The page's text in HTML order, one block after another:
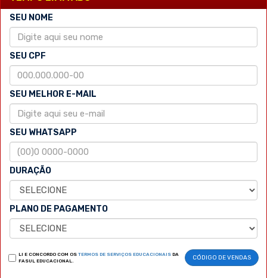
SEU NOME
SEU CPF
SEU MELHOR E-MAIL
SEU WHATSAPP
DURAÇÃO
PLANO DE PAGAMENTO
LI E CONCORDO COM OS TERMOS DE SERVIÇOS EDUCACIONAIS DA
FASUL EDUCACIONAL.
CÓDIGO DE VENDAS